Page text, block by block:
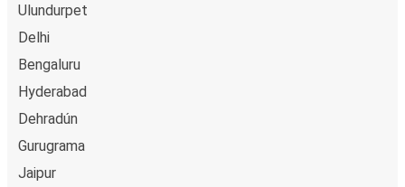
Ulundurpet
Delhi
Bengaluru
Hyderabad
Dehradún
Gurugrama
Jaipur